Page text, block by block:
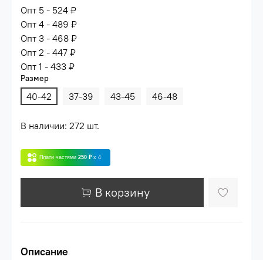
Опт 5 - 524 ₽
Опт 4 - 489 ₽
Опт 3 - 468 ₽
Опт 2 - 447 ₽
Опт 1 - 433 ₽
Размер
40-42 37-39 43-45 46-48
В наличии: 272 шт.
Плати частями 250 ₽ x 4
В корзину
Описание